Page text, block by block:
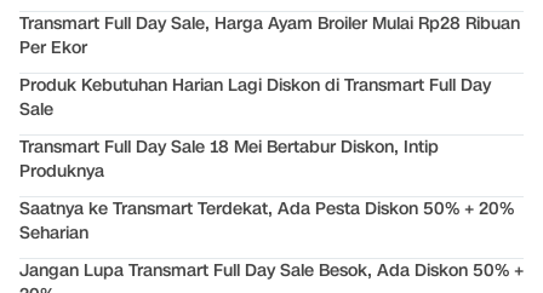
Transmart Full Day Sale, Harga Ayam Broiler Mulai Rp28 Ribuan
Per Ekor
Produk Kebutuhan Harian Lagi Diskon di Transmart Full Day
Sale
Transmart Full Day Sale 18 Mei Bertabur Diskon, Intip
Produknya
Saatnya ke Transmart Terdekat, Ada Pesta Diskon 50% + 20%
Seharian
Jangan Lupa Transmart Full Day Sale Besok, Ada Diskon 50% +